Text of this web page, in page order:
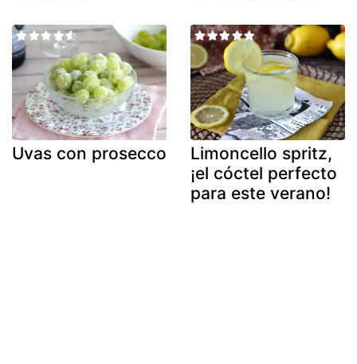
Uvas con prosecco
Limoncello spritz,
¡el cóctel perfecto
para este verano!